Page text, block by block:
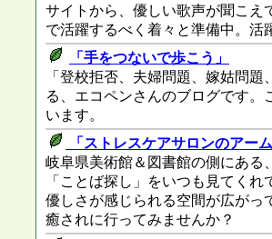
サイトから、優しい歌声が聞こえ
で活躍するべく着々と準備中。活
「手をつないで歩こう」
「登校拒否、夫婦問題、嫁姑問
る、エコペンさんのブログです
います。
「ストレスケアサロンのアー
岐阜県美術館＆図書館の側にある
「ことば探し」をいつも見てく
優しさが感じられる空間が広がっ
癒されに行ってみませんか？